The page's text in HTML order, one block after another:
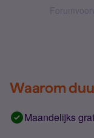
Waarom
Maandelijks